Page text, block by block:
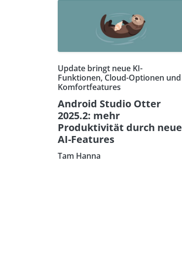
Update bringt neue KI-
Funktionen, Cloud-Optionen und
Komfortfeatures
Android Studio Otter
2025.2: mehr
Produktivität durch neue
AI-Features
Tam Hanna